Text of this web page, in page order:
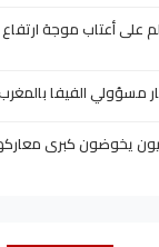
على أعتاب موجة
مسؤولي الفيفا
يخوضون كبرى